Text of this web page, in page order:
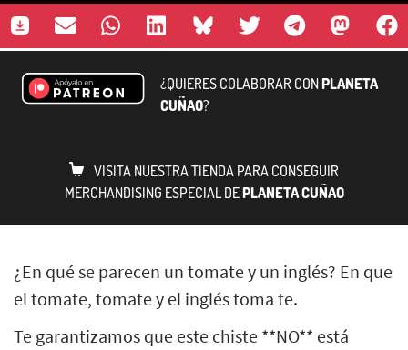
¿QUIERES COLABORAR CONPLANETA
CUÑAO?
VISITA NUESTRA TIENDA PARA CONSEGUIR
MERCHANDISING ESPECIAL DEPLANETA CUÑAO
¿En qué se parecen un tomate y un inglés? En que
el tomate, tomate y el inglés toma te.
Te garantizamos que este chiste **NO** está